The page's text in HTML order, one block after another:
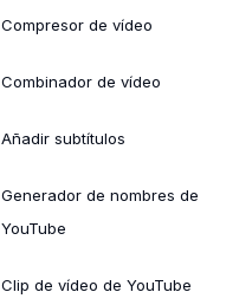
Compresor de vídeo
Combinador de vídeo
Añadir subtítulos
Generador de nombres de
YouTube
Clip de vídeo de YouTube